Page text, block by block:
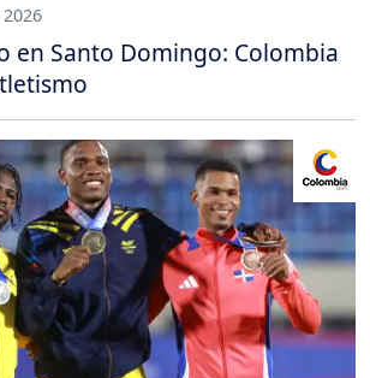
en Santo Domingo: Colombia